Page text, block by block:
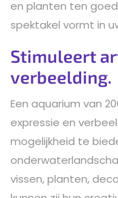
en planten ten
spektakel vormt in
Stimuleert
verbeelding.
Een aquarium van
expressie en
mogelijkheid te
vissen, planten,